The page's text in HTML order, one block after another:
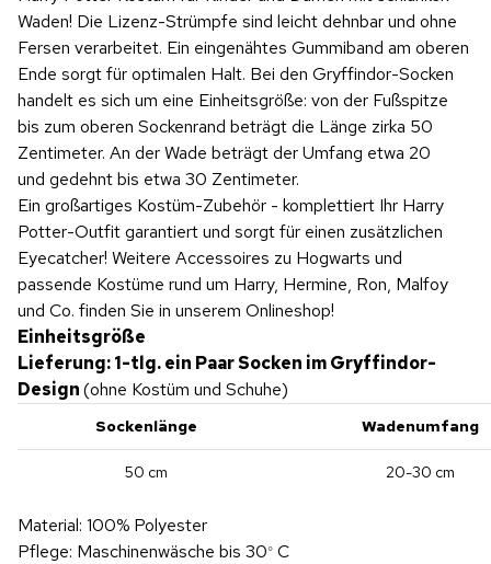
Waden! Die Lizenz-Strümpfe sind leicht dehnbar und ohne
Fersen verarbeitet. Ein eingenähtes Gummiband am oberen
Ende sorgt für optimalen Halt. Bei den Gryffindor-Socken
handelt es sich um eine Einheitsgröße: von der Fußspitze
bis zum oberen Sockenrand beträgt die Länge zirka 50
Zentimeter. An der Wade beträgt der Umfang etwa 20
und gedehnt bis etwa 30 Zentimeter.
Ein großartiges Kostüm-Zubehör - komplettiert Ihr Harry
Potter-Outfit garantiert und sorgt für einen zusätzlichen
Eyecatcher! Weitere Accessoires zu Hogwarts und
passende Kostüme rund um Harry, Hermine, Ron, Malfoy
und Co. finden Sie in unserem Onlineshop!
Einheitsgröße
Lieferung: 1-tlg. ein Paar Socken im Gryffindor-
Design(ohne Kostüm und Schuhe)
Sockenlänge Wadenumfang
50 cm 20-30 cm
Material: 100% Polyester
Pflege: Maschinenwäsche bis 30° C